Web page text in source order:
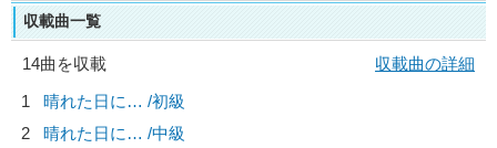
収載曲一覧
14曲を収載
収載曲の詳細
1
晴れた日に… /初級
2
晴れた日に… /中級